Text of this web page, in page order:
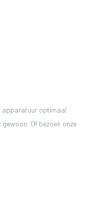
apparatuur optimaal
Of bezoek onze